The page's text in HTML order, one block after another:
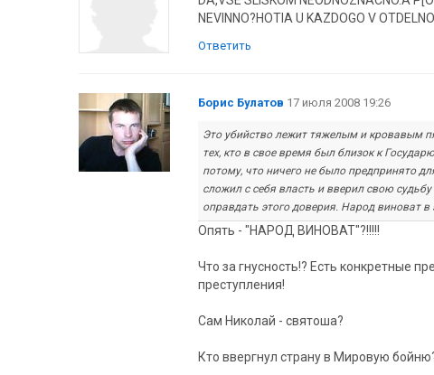
NEVINNO?HOTIA U KAZDOGO V
Ответить
Борис Булатов 17 июля 2008 19:26
Это убийство лежит тяжелым и кровавым
тех, кто в свое время был близок к
потому, что ничего не было предпринято
сложил с себя власть и вверил свою
оправдать этого доверия. Народ виноват
Опять - "НАРОД ВИНОВАТ"?!!!!!
Что за гнусность!? Есть конкретные
преступления!
Сам Николай - святоша?
Кто ввергнул страну в Мировую